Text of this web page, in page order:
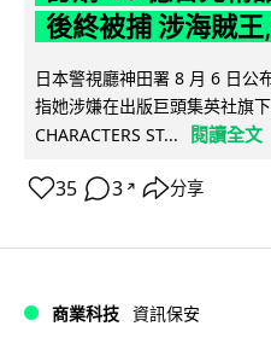
後終被捕 涉海賊
日本警視廳神田署 8 月 6 日公
指她涉嫌在出版巨頭集英社旗
CHARACTERS ST...
閱讀全文
35 3 ↗ 分享
商業科技 資訊保安